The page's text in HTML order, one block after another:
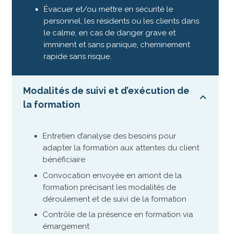
Évacuer et/ou mettre en sécurité le
personnel, les résidents ou les clients dans
le calme, en cas de danger grave et
imminent et sans panique, cheminement
rapide sans risque.
Modalités de suivi et d’exécution de
la formation
Entretien d’analyse des besoins pour
adapter la formation aux attentes du client
bénéficiaire
Convocation envoyée en amont de la
formation précisant les modalités de
déroulement et de suivi de la formation
Contrôle de la présence en formation via
émargement